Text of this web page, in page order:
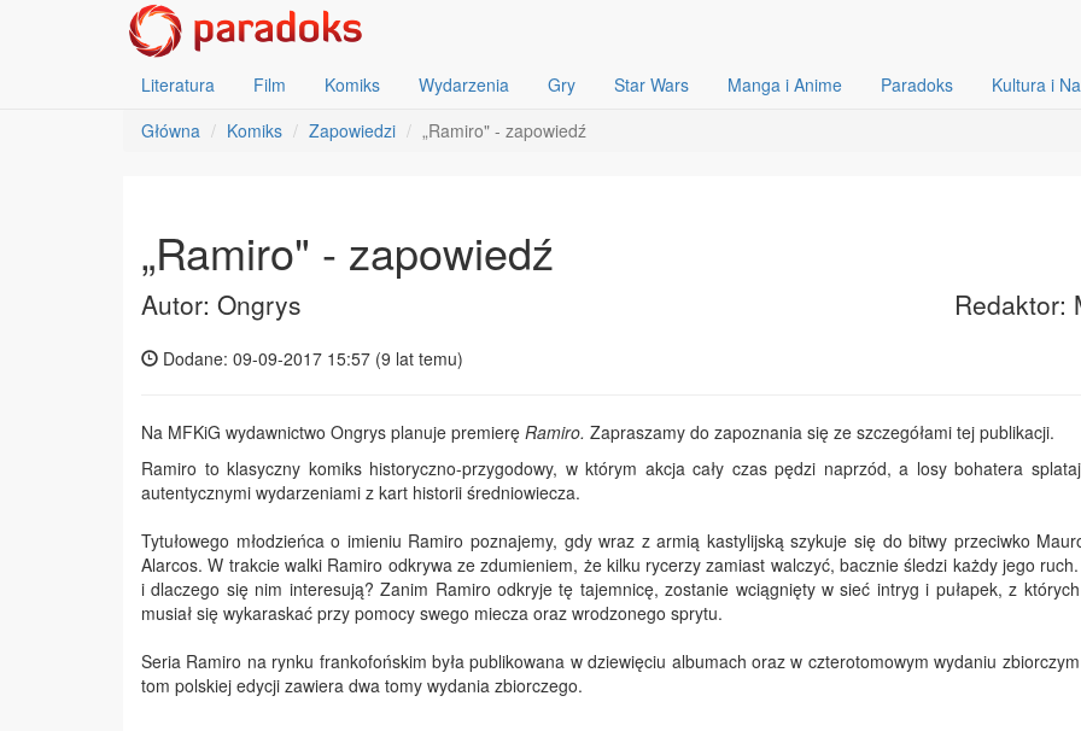
Literatura Film Komiks Wydarzenia Gry Star Wars Manga i Anime Paradoks
Kultura i
Główna
Komiks Zapowiedzi „Ramiro" - zapowiedź
„Ramiro" - zapowiedź
Autor: Ongrys Redaktor:
Dodane: 09-09-2017 15:57 (9 lat temu)
Na MFKiG wydawnictwo Ongrys planuje premierę Ramiro. Zapraszamy do zapoznania się ze szczegółami tej publikacji.
Ramiro to klasyczny komiks historyczno-przygodowy, w którym akcja cały czas pędzi naprzód, a losy bohatera
autentycznymi wydarzeniami z kart historii średniowiecza.
Tytułowego młodzieńca o imieniu Ramiro poznajemy, gdy wraz z armią kastylijską szykuje się do bitwy przeciwko
Alarcos. W trakcie walki Ramiro odkrywa ze zdumieniem, że kilku rycerzy zamiast walczyć, bacznie śledzi każdy jego
i dlaczego się nim interesują? Zanim Ramiro odkryje tę tajemnicę, zostanie wciągnięty w sieć intryg i pułapek, z
musiał się wykaraskać przy pomocy swego miecza oraz wrodzonego sprytu.
Seria Ramiro na rynku frankofońskim była publikowana w dziewięciu albumach oraz w czterotomowym wydaniu
tom polskiej edycji zawiera dwa tomy wydania zbiorczego.